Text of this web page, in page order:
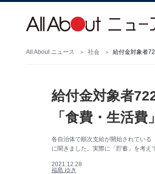
All About ニュース 社会 給付金対象者
給付金対象者
「食費・生活
各自治体で順次支給が開始されている
に聞きました。実際に「貯蓄」を考え
2021.12.28
福島 ゆき